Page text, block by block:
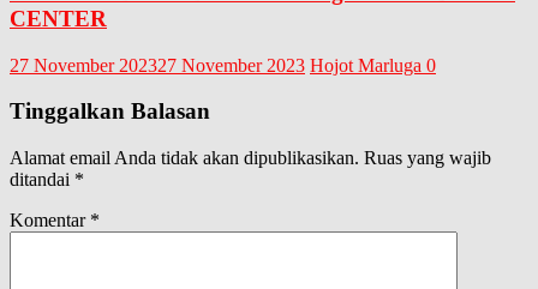
CENTER
27 November 202327 November 2023 Hojot Marluga 0
Tinggalkan Balasan
Alamat email Anda tidak akan dipublikasikan. Ruas yang wajib
ditandai *
Komentar *